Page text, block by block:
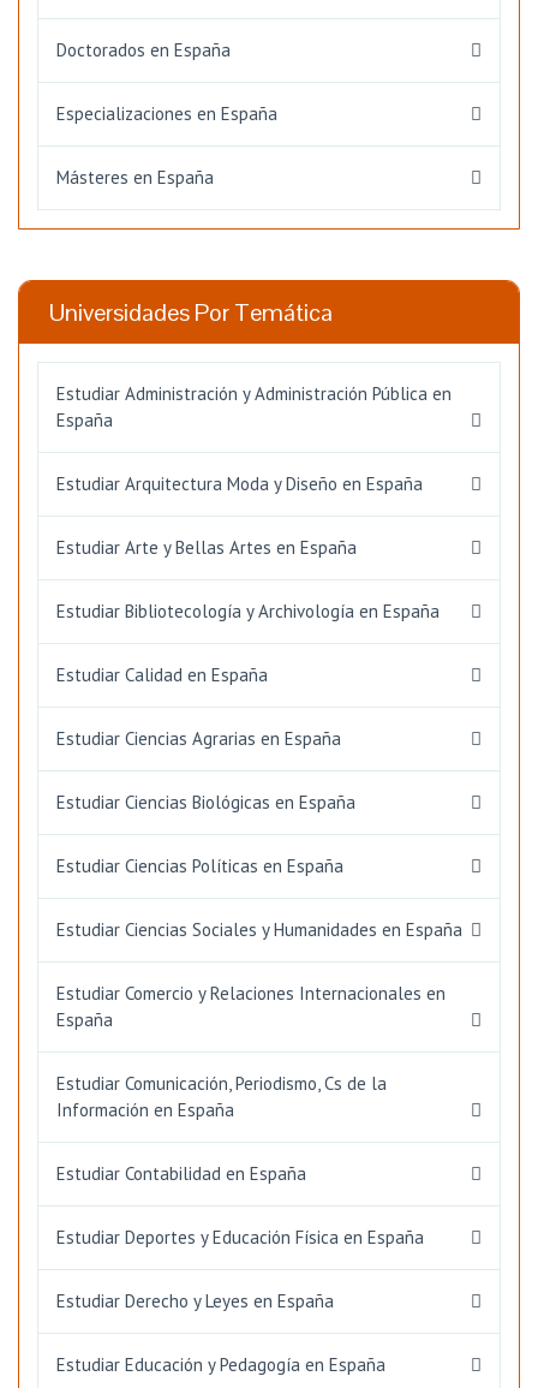
Doctorados en España
Especializaciones en España
Másteres en España
Universidades Por Temática
Estudiar Administración y Administración Pública en
España
Estudiar Arquitectura Moda y Diseño en España
Estudiar Arte y Bellas Artes en España
Estudiar Bibliotecología y Archivología en España
Estudiar Calidad en España
Estudiar Ciencias Agrarias en España
Estudiar Ciencias Biológicas en España
Estudiar Ciencias Políticas en España
Estudiar Ciencias Sociales y Humanidades en España
Estudiar Comercio y Relaciones Internacionales en
España
Estudiar Comunicación, Periodismo, Cs de la
Información en España
Estudiar Contabilidad en España
Estudiar Deportes y Educación Física en España
Estudiar Derecho y Leyes en España
Estudiar Educación y Pedagogía en España